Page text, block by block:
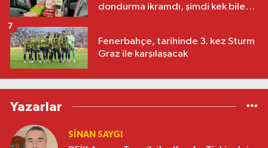
dondurma ikramdı, şimdi kek bile
Fenerbahçe, tarihinde 3. kez Sturm
Graz ile karşılaşacak
7
Yazarlar
SINAN SAYGI